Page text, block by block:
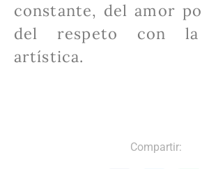
constante, del amor
del respeto con la
artística.
Compartir: